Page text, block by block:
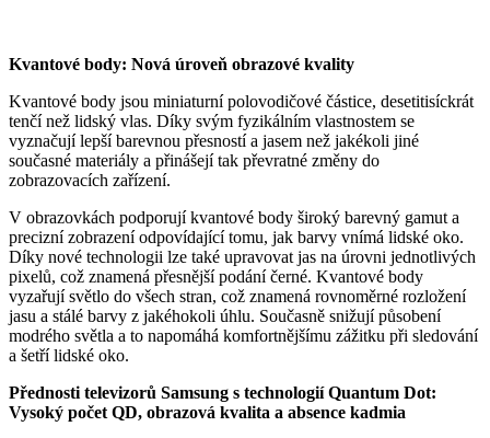
Kvantové body: Nová úroveň obrazové kvality
Kvantové body jsou miniaturní polovodičové částice, desetitisíckrát
tenčí než lidský vlas. Díky svým fyzikálním vlastnostem se
vyznačují lepší barevnou přesností a jasem než jakékoli jiné
současné materiály a přinášejí tak převratné změny do
zobrazovacích zařízení.
V obrazovkách podporují kvantové body široký barevný gamut a
precizní zobrazení odpovídající tomu, jak barvy vnímá lidské oko.
Díky nové technologii lze také upravovat jas na úrovni jednotlivých
pixelů, což znamená přesnější podání černé. Kvantové body
vyzařují světlo do všech stran, což znamená rovnoměrné rozložení
jasu a stálé barvy z jakéhokoli úhlu. Současně snižují působení
modrého světla a to napomáhá komfortnějšímu zážitku při sledování
a šetří lidské oko.
Přednosti televizorů Samsung s technologií Quantum Dot:
Vysoký počet QD, obrazová kvalita a absence kadmia